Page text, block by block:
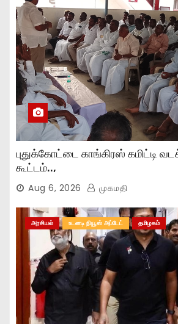
புதுக்கோட்டை காங்கிரஸ் கமிட்டி
கூட்டம்..,
Aug 6, 2026 முகமதி
அரசியல் உடனடி நியூஸ் அப்டேட் தமிழகம்